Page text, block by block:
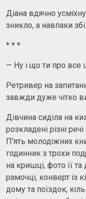
Діана вдячно
зникло, а навпаки
* * *
— Ну і що ти про все
Ретривер на
завжди дуже чітко
Дівчина сиділа на
розкладені різні
П'ять молодіжних
годинник з трохи
на кришці, фото її та
рамочці, конверт із
дому та поїздок,